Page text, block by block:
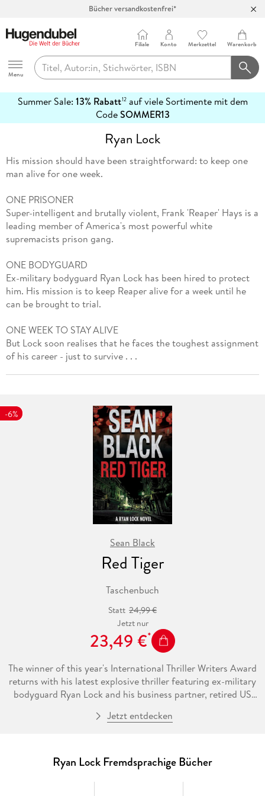
Bücher versandkostenfrei*
Abholung in über 100 Filialen
Hugendubel
Menu
Filiale Konto Merkzettel Warenkorb
Summer Sale: 13% Rabatt12auf viele Sortimente mit dem
CodeSOMMER13
erfahren
Ryan Lock
His mission should have been straightforward: to keep one
man alive for one week.
ONE PRISONER
Super-intelligent and brutally violent, Frank 'Reaper' Hays is a
leading member of America's most powerful white
supremacists prison gang.
ONE BODYGUARD
Ex-military bodyguard Ryan Lock has been hired to protect
him. His mission is to keep Reaper alive for a week until he
can be brought to trial.
ONE WEEK TO STAY ALIVE
But Lock soon realises that he faces the toughest assignment
of his career - just to survive . . .
-6%
Sean Black
Red Tiger
Taschenbuch
Statt 24,99 €
Jetzt nur
23,49 €
The winner of this year's International Thriller Writers Award
returns with his latest explosive thriller featuring ex-military
bodyguard Ryan Lock and his business partner, retired US
When the daughter of a Chinese billionaire is kidnapped
Emily Yan is a Chinese 'parachute kid', one of thousands of
children sent to study in America by their ultra-wealthy
parents. Living in a multi-million dollar mansion in Arcadia,
Jetzt entdecken
Ryan Lock Fremdsprachige Bücher